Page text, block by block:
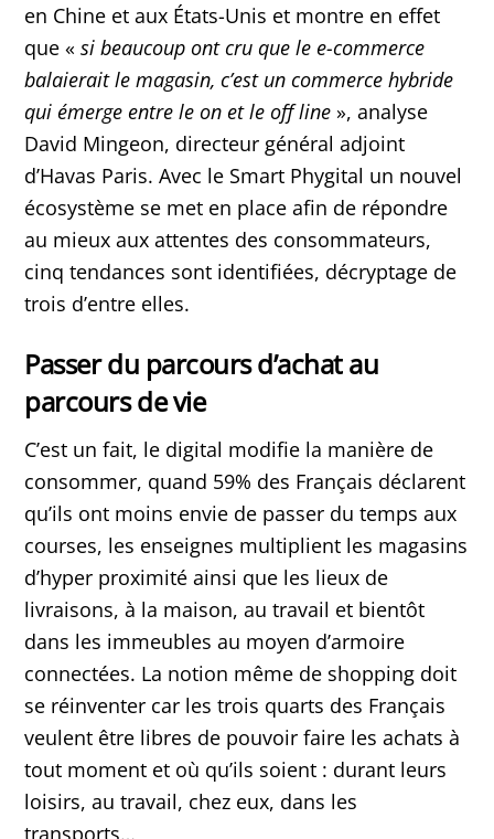
en Chine et aux États-Unis et montre en effet
que «si beaucoup ont cru que le e-commerce
balaierait le magasin, c’est un commerce hybride
qui émerge entre le on et le off line », analyse
David Mingeon, directeur général adjoint
d’Havas Paris. Avec le Smart Phygital un nouvel
écosystème se met en place afin de répondre
au mieux aux attentes des consommateurs,
cinq tendances sont identifiées, décryptage de
trois d’entre elles.
Passer du parcours d’achat au
parcours de vie
C’est un fait, le digital modifie la manière de
consommer, quand 59% des Français déclarent
qu’ils ont moins envie de passer du temps aux
courses, les enseignes multiplient les magasins
d’hyper proximité ainsi que les lieux de
livraisons, à la maison, au travail et bientôt
dans les immeubles au moyen d’armoire
connectées. La notion même de shopping doit
se réinventer car les trois quarts des Français
veulent être libres de pouvoir faire les achats à
tout moment et où qu’ils soient : durant leurs
loisirs, au travail, chez eux, dans les